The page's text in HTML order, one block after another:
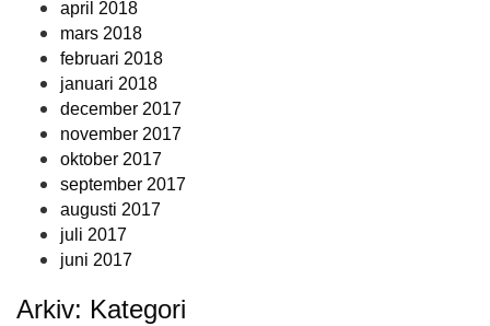
april 2018
mars 2018
februari 2018
januari 2018
december 2017
november 2017
oktober 2017
september 2017
augusti 2017
juli 2017
juni 2017
Arkiv: Kategori